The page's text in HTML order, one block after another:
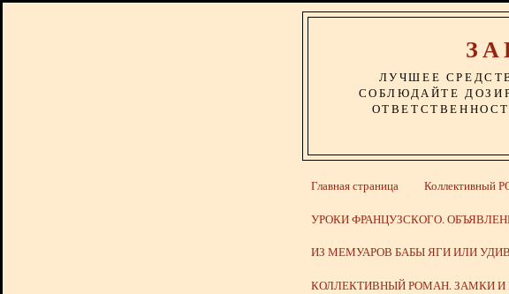
ЛУЧШЕЕ
СОБЛЮДАЙТЕ
Главная страница
УРОКИ ФРАНЦУЗСКОГО.
ИЗ МЕМУАРОВ БАБЫ ЯГИ ИЛИ
КОЛЛЕКТИВНЫЙ РОМАН. ЗАМКИ И